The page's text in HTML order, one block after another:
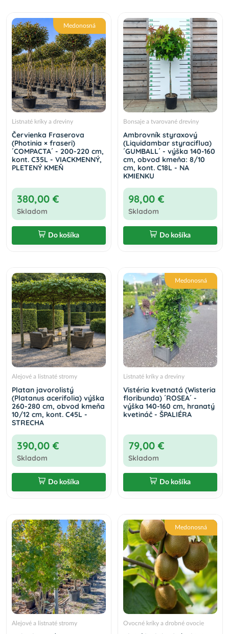
Medonosná
Listnaté kríky a dreviny
Červienka Fraserova
(Photinia × fraseri)
´COMPACTA´ - 200-220 cm,
kont. C35L - VIACKMENNÝ,
PLETENÝ KMEŇ
380,00 €
Skladom
Do košíka
Bonsaje a tvarované dreviny
Ambrovník styraxový
(Liquidambar styraciflua)
´GUMBALL´ - výška 140-160
cm, obvod kmeňa: 8/10
cm, kont. C18L - NA
KMIENKU
98,00 €
Skladom
Do košíka
Alejové a listnaté stromy
Platan javorolistý
(Platanus acerifolia) výška
260-280 cm, obvod kmeňa
10/12 cm, kont. C45L -
STRECHA
390,00 €
Skladom
Do košíka
Medonosná
Listnaté kríky a dreviny
Vistéria kvetnatá (Wisteria
floribunda) ´ROSEA´ -
výška 140-160 cm, hranatý
kvetináč - ŠPALIÉRA
79,00 €
Skladom
Do košíka
Alejové a listnaté stromy
Medonosná
Ovocné kríky a drobné ovocie